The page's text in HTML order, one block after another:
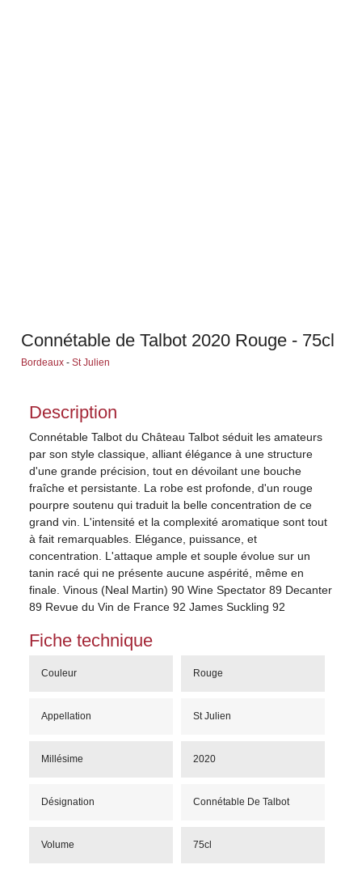
Connétable de Talbot 2020 Rouge - 75cl
Bordeaux -St Julien
Description
Connétable Talbot du Château Talbot séduit les amateurs
par son style classique, alliant élégance à une structure
d'une grande précision, tout en dévoilant une bouche
fraîche et persistante. La robe est profonde, d'un rouge
pourpre soutenu qui traduit la belle concentration de ce
grand vin. L'intensité et la complexité aromatique sont tout
à fait remarquables. Elégance, puissance, et
concentration. L'attaque ample et souple évolue sur un
tanin racé qui ne présente aucune aspérité, même en
finale. Vinous (Neal Martin) 90 Wine Spectator 89 Decanter
89 Revue du Vin de France 92 James Suckling 92
Fiche technique
Couleur Rouge
Appellation St Julien
Millésime 2020
Désignation Connétable De Talbot
Volume 75cl